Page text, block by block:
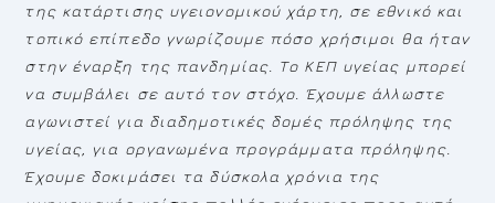
της κατάρτισης υγειονομικού χάρτη, σε εθνικό και
τοπικό επίπεδο γνωρίζουμε πόσο χρήσιμοι θα ήταν
στην έναρξη της πανδημίας.
Το ΚΕΠ υγείας μπορεί
να συμβάλει σε αυτό τον στόχο . Έχουμε άλλωστε
αγωνιστεί για διαδημοτικές δομές πρόληψης της
υγείας, για οργανωμένα προγράμματα πρόληψης.
Έχουμε δοκιμάσει τα δύσκολα χρόνια της